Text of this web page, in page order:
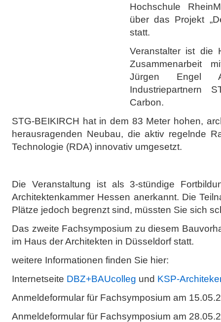
Hochschule
über das Projekt
statt.
Veranstalter ist die
Zusammenarbeit
Jürgen Engel
Industriepartnern
Carbon.
STG-BEIKIRCH hat in dem 83 Meter hohen,
herausragenden Neubau, die aktiv regelnde
Technologie (RDA) innovativ umgesetzt.
Die Veranstaltung ist als 3-stündige
Architektenkammer Hessen anerkannt. Die
Plätze jedoch begrenzt sind, müssten Sie sich
Das zweite Fachsymposium zu diesem
im Haus der Architekten in Düsseldorf statt.
weitere Informationen finden Sie hier:
Internetseite DBZ+BAUcolleg und KSP-
Anmeldeformular für Fachsymposium am
Anmeldeformular für Fachsymposium am